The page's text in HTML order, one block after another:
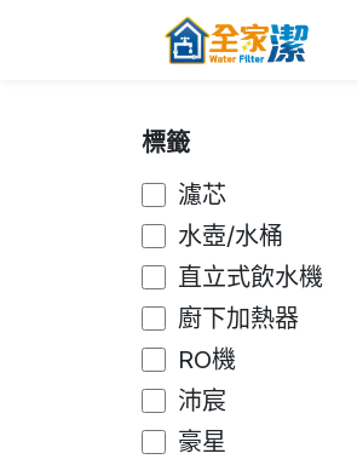
標籤
濾芯
水壺/水桶
直立式飲水機
廚下加熱器
RO機
沛宸
豪星